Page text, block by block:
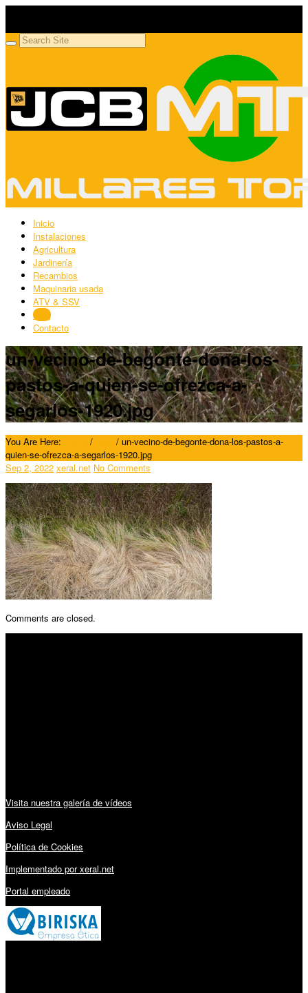
Inicio
Instalaciones
Agricultura
Jardinería
Recambios
Maquinaria usada
ATV & SSV
Blog
Contacto
un-vecino-de-begonte-dona-los-
pastos-a-quien-se-ofrezca-a-
segarlos-1920.jpg
You Are Here: / / un-vecino-de-begonte-dona-los-pastos-a-
quien-se-ofrezca-a-segarlos-1920.jpg
Sep 2, 2022 xeral.net No Comments
Comments are closed.
Visita nuestra galería de vídeos
Aviso Legal
Política de Cookies
Implementado por xeral.net
Portal empleado